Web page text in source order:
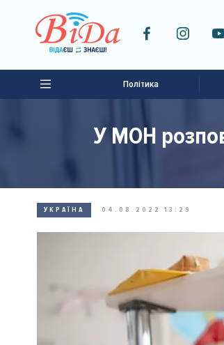
Політика
У МОН
УКРАЇНА 04.08.2022 13:29